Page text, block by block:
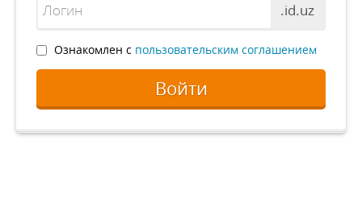
.id.uz
Ознакомлен с пользовательским соглашением
Войти